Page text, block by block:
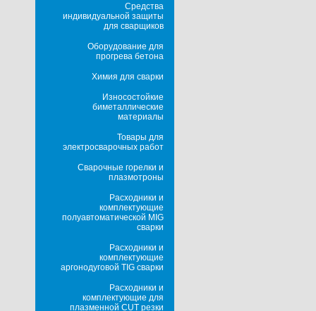
Средства
индивидуальной защиты
для сварщиков
Оборудование для
прогрева бетона
Химия для сварки
Износостойкие
биметаллические
материалы
Товары для
электросварочных работ
Сварочные горелки и
плазмотроны
Расходники и
комплектующие
полуавтоматической MIG
сварки
Расходники и
комплектующие
аргонодуговой TIG сварки
Расходники и
комплектующие для
плазменной CUT резки